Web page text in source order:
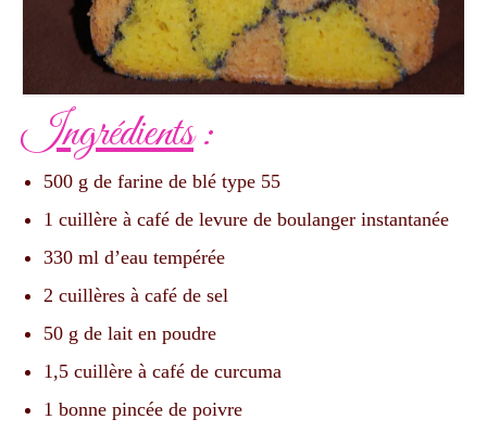
Ingrédients:
500 g de farine de blé type 55
1 cuillère à café de levure de boulanger instantanée
330 ml d’eau tempérée
2 cuillères à café de sel
50 g de lait en poudre
1,5 cuillère à café de curcuma
1 bonne pincée de poivre